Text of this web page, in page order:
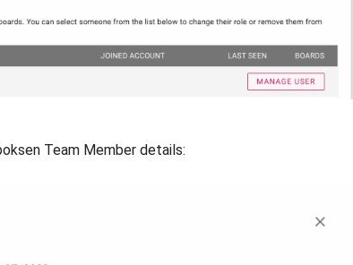
Team Member details: